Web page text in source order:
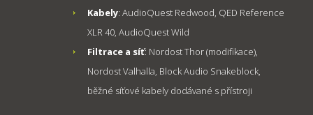
Kabely: AudioQuest Redwood, QED Reference
XLR 40, AudioQuest Wild
Filtrace a síť: Nordost Thor (modifikace),
Nordost Valhalla, Block Audio Snakeblock,
běžné síťové kabely dodávané s přístroji